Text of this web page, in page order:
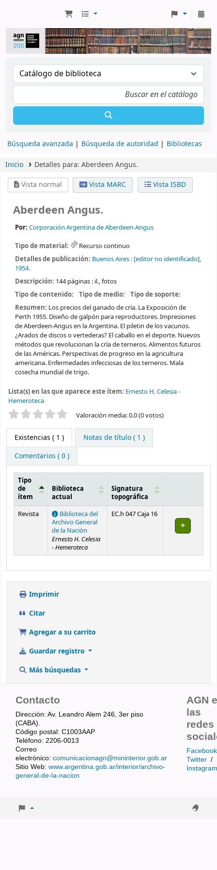
Búsqueda avanzada Búsqueda de autoridad Bibliotecas
Inicio Detalles para: Aberdeen Angus.
Vista normal
Vista MARC Vista ISBD
Aberdeen Angus.
Por: Corporación Argentina de Aberdeen-Angus
Tipo de material:
Recurso continuo
Detalles de publicación: Buenos Aires : [editor no identificado],
1954.
Descripción: 144 páginas : il., fotos
Tipo de contenido:
Tipo de medio:
Tipo de soporte:
Resumen: Los precios del ganado de cría. La Exposición de
Perth 1955. Diseño de galpón para reproductores. Impresiones
de Aberdeen-Angus en la Argentina. El piletin de los vacunos.
¿Arados de discos o vertederas? El caballo en el deporte. Nuevos
métodos que revolucionan la cría de terneros. Alimentos futuros
de las Américas. Perspectivas de progreso en la agricultura
americana. Enfermedades infecciosas de los terneros. Mala
cosecha mundial de trigo.
Lista(s) en las que aparece este ítem: Ernesto H. Celesia -
Hemeroteca
Valoración Valoración media: 0.0 (0 votos)
Existencias ( 1 )
Notas de título ( 1 )
Comentarios ( 0 )
Existencias
Tipo
de
ítem
Biblioteca
actual
Signatura
topográfica
Revista
Biblioteca del
Archivo General
de la Nación
Ernesto H. Celesia
- Hemeroteca
EC.h 047 Caja 16
Imprimir
Citar
Agregar a su carrito
Guardar registro
Más búsquedas
Contacto
Dirección: Av. Leandro Alem 246, 3er piso
(CABA).
Código postal: C1003AAP
Teléfono: 2206-0013
Correo
electrónico: comunicacionagn@mininterior.gob.ar
Sitio Web: www.argentina.gob.ar/interior/archivo-
general-de-la-nacion
AGN
las
redes
Facebook
Twitter /
Instagram